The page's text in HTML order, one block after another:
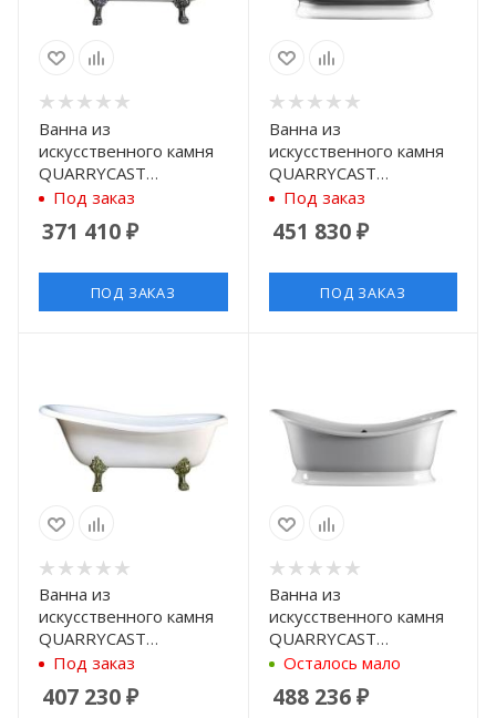
Ванна из
искусственного камня
QUARRYCAST
Victoria+Albert
OF+FT-ROX-PC 170x80
Под заказ
371 410₽
ПОД ЗАКАЗ
Ванна из
искусственного камня
QUARRYCAST
Victoria+Albert York
B-SW 174x80 см
Под заказ
451 830₽
ПОД ЗАКАЗ
Ванна из
искусственного камня
QUARRYCAST
Victoria+Albert
Roxburgh ROX-N-SW-
OF+FT-ROX-PB 170x80
Под заказ
407 230₽
Ванна из
искусственного камня
QUARRYCAST
Victoria+Albert
Marlborough MAR-N-
SW-OF + MAR-B-SW
Осталось мало
488 236₽